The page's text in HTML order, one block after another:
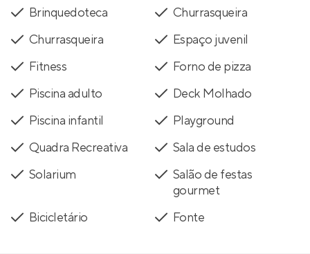
Brinquedoteca
Churrasqueira
Churrasqueira
Espaço juvenil
Fitness
Forno de pizza
Piscina adulto
Deck Molhado
Piscina infantil
Playground
Quadra Recreativa
Sala de estudos
Solarium
Salão de festas
gourmet
Bicicletário
Fonte